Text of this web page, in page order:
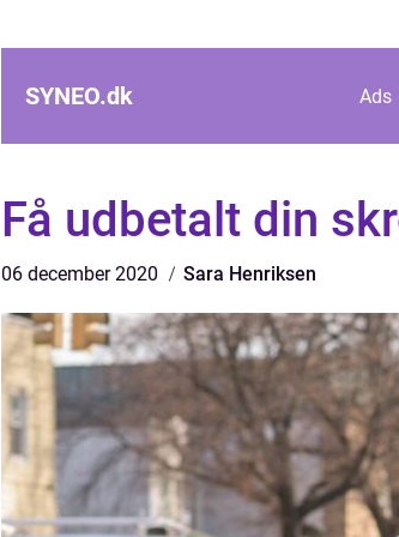
SYNEO.dk Ads
Få udbetalt din
06 december 2020 Sara Henriksen